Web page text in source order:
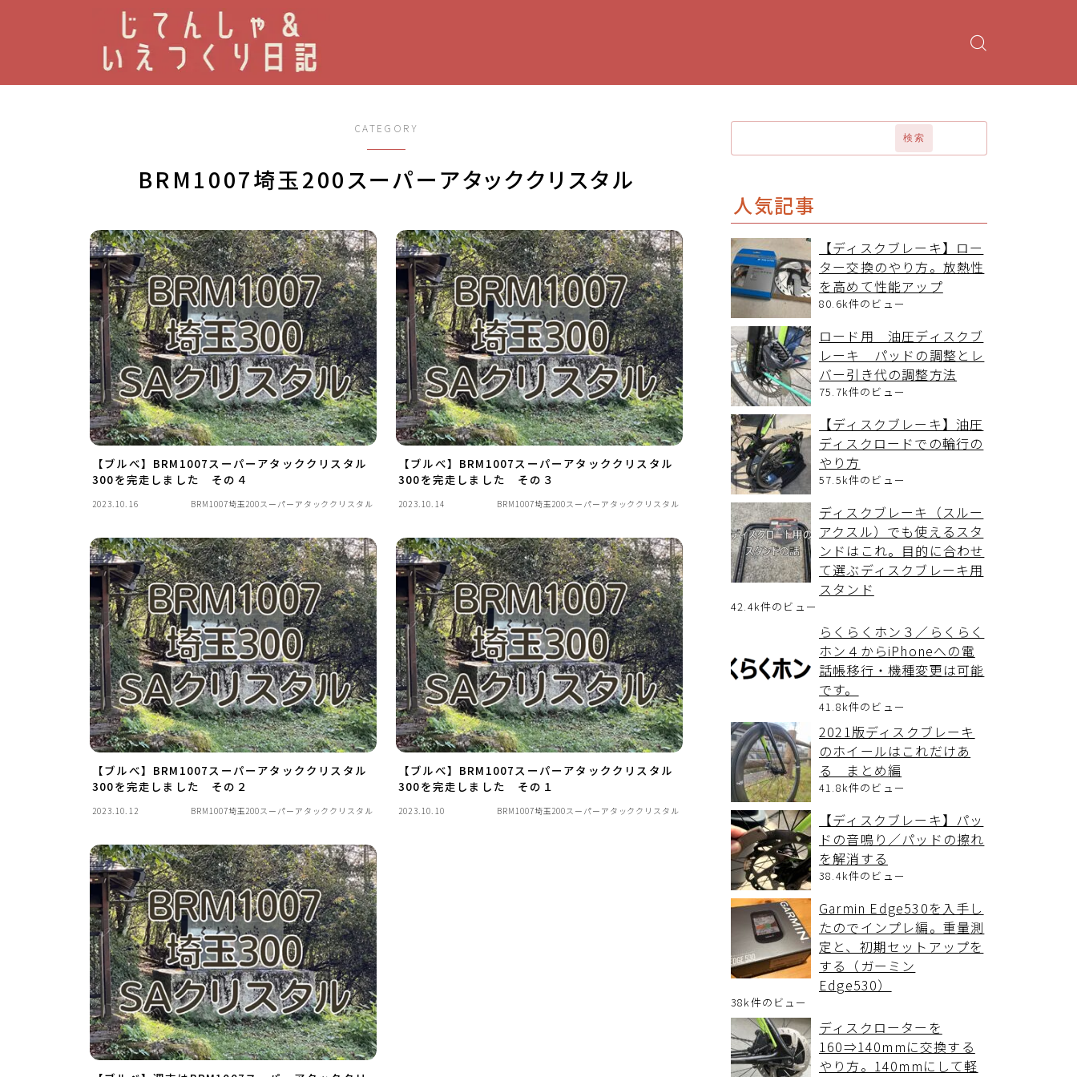
CATEGORY
BRM1007埼玉200スーパーアタッククリスタル
【ブルべ】BRM1007スーパーアタッククリスタル
300を完走しました その４
2023.10.16 BRM1007埼玉200スーパーアタッククリスタル
【ブルべ】BRM1007スーパーアタッククリスタル
300を完走しました その３
2023.10.14 BRM1007埼玉200スーパーアタッククリスタル
【ブルべ】BRM1007スーパーアタッククリスタル
300を完走しました その２
2023.10.12 BRM1007埼玉200スーパーアタッククリスタル
【ブルべ】BRM1007スーパーアタッククリスタル
300を完走しました その１
2023.10.10 BRM1007埼玉200スーパーアタッククリスタル
検索
人気記事
【ディスクブレーキ】ロー
ター交換のやり方。放熱性
を高めて性能アップ
80.6k件のビュー
ロード用 油圧ディスクブ
レーキ パッドの調整とレ
バー引き代の調整方法
75.7k件のビュー
【ディスクブレーキ】油圧
ディスクロードでの輪行の
やり方
57.5k件のビュー
ディスクブレーキ（スルー
アクスル）でも使えるスタ
ンドはこれ。目的に合わせ
て選ぶディスクブレーキ用
スタンド
42.4k件のビュー
らくらくホン３／らくらく
ホン４からiPhoneへの電
話帳移行・機種変更は可能
です。
41.8k件のビュー
2021版ディスクブレーキ
のホイールはこれだけあ
る まとめ編
41.8k件のビュー
【ディスクブレーキ】パッ
ドの音鳴り／パッドの擦れ
を解消する
38.4k件のビュー
Garmin Edge530を入手し
たのでインプレ編。重量測
定と、初期セットアップを
する（ガーミン
Edge530）
38k件のビュー
ディスクローターを
160⇒140mmに交換する
やり方。140mmにして軽